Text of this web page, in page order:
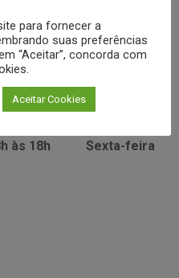
às 18h
Sexta-feira
para fornecer a
suas preferências
“Aceitar”, concorda com
Aceitar Cookies